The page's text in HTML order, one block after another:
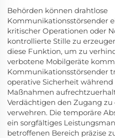
Behörden können drahtlose
Kommunikationsstörsender
kritischer Operationen oder
kontrollierte Stille zu
diese Funktion, um zu
verbotene Mobilgeräte
Kommunikationsstörsender
operative Sicherheit
Maßnahmen
Verdächtigen den Zugang
verwehren. Die temporäre
ein sorgfältiges
betroffenen Bereich präzise